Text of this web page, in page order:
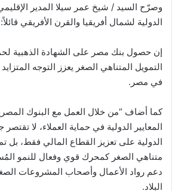
وصرّح السيد / شيخ عمر سيلا المدير
الدولية لشمال أفريقيا والقرن الأفريقي قائلاً:
إن حصول بنك مصر على الشهادة الذهبية
التمويل المتناهي الصغر يعزز التوجه
في مصر.
كما أضاف “من خلال العمل مع البنوك
المعايير الدولية في حماية العملاء، لا
الدولية على تعزيز القطاع المالي فقط، بل
متناهي الصغر كمحرك قوي وفعال للنمو
دعم رواد الأعمال وأصحاب المشروعات
البلاد.